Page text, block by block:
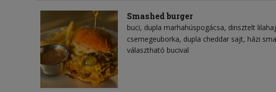
Smashed burger
buci dupla marhahúspogácsa dinsztelt
csemegeuborka dupla cheddar sajt házi
választható bucival